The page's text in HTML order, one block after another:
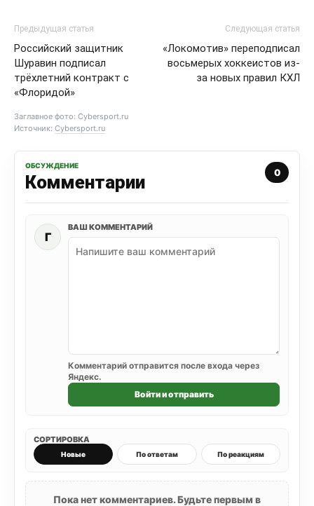
Предыдущая статья
Российский защитник
Шуравин подписал
трёхлетний контракт с
«Флоридой»
Следующая статья
«Локомотив» переподписал
восьмерых хоккеистов из-
за новых правил КХЛ
Заглавное фото: Cybersport.ru
Источник: Cybersport.ru
ОБСУЖДЕНИЕ
Комментарии 0
Г
ВАШ КОММЕНТАРИЙ
Комментарий отправится после входа через
Яндекс.
Войти и отправить
СОРТИРОВКА
Новые По ответам По реакциям
Пока нет комментариев. Будьте первым в